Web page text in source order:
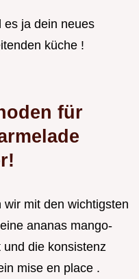
es ja dein neues
küche !
für
mit den wichtigsten
ananas mango-
die konsistenz
mise en place .